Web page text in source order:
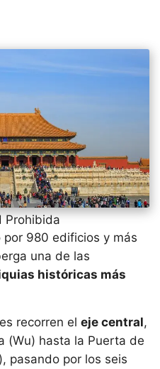
Prohibida
980 edificios y más
una de las
históricas más
recorren el eje central,
(Wu) hasta la Puerta de
pasando por los seis